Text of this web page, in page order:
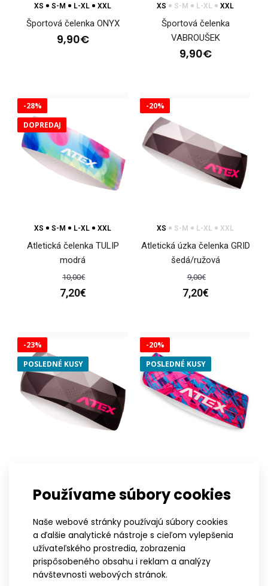
Používame súbory cookies
Naše webové stránky používajú súbory cookies
a ďalšie analytické nástroje s cieľom vylepšenia
užívateľského prostredia, zobrazenia
prispôsobeného obsahu i reklam a analýzy
návštevnosti webových stránok.
Dvojvrstvová čelenka BIATHLON SVK
Ľahká pretekárska dvojvrstvová bežecká čelenka z materiálu
Espan. Vnútorná strana z materiálu polypr..
XS S-M L-XL XXL
Športová čelenka ONYX
9,90€
XS S-M L-XL XXL
Športová čelenka
VABROUŠEK
9,90€
-28%
DOPREDAJ
XS S-M L-XL XXL
Atletická čelenka TULIP
modrá
10,00€
7,20€
-20%
XS S-M L-XL XXL
Atletická úzka čelenka GRID
šedá/ružová
9,00€
7,20€
-23%
POSLEDNÉ KUSY
Bežecká široká čelenka
GRID šedá/ružová
10,41€
8,00€
-20%
POSLEDNÉ KUSY
PINK
7,20€